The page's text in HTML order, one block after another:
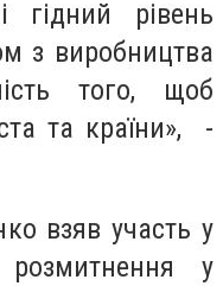
рівень
з виробництва
того, щоб
та країни», -
взяв участь у
розмитнення у